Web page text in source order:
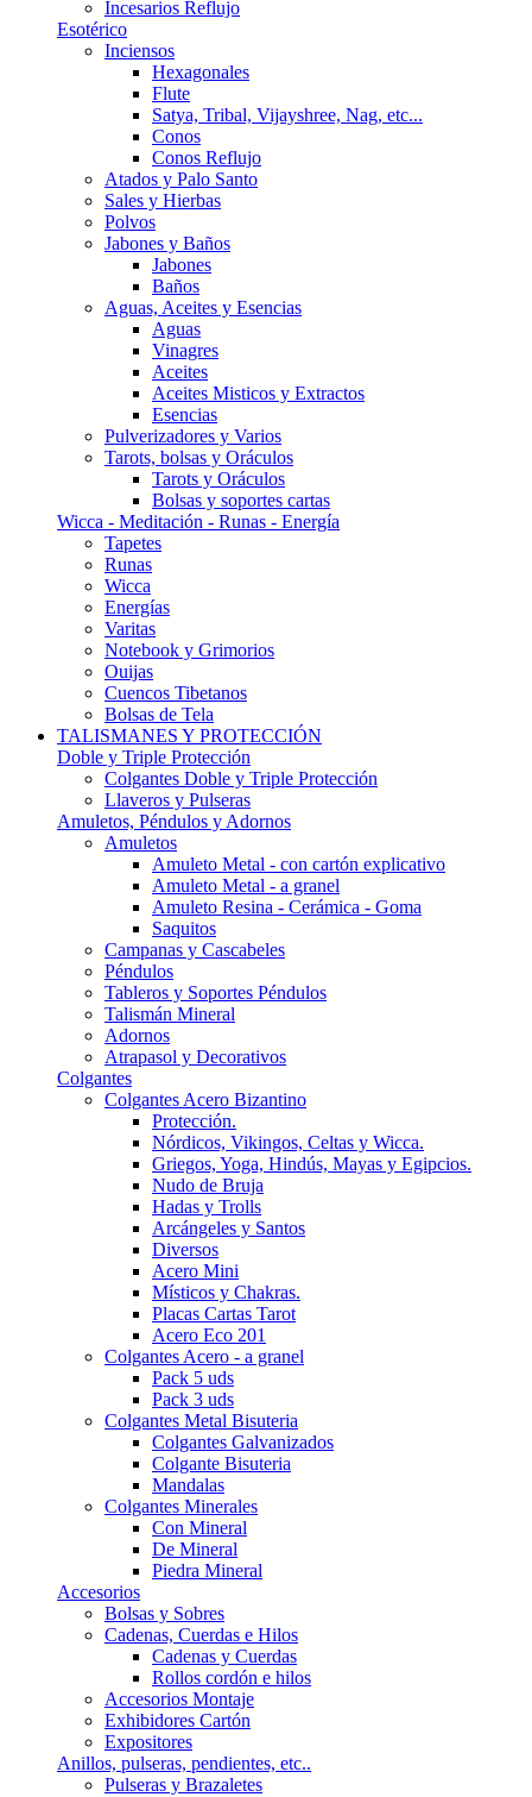
Incesarios Reflujo
Esotérico
Inciensos
Hexagonales
Flute
Satya, Tribal, Vijayshree, Nag, etc...
Conos
Conos Reflujo
Atados y Palo Santo
Sales y Hierbas
Polvos
Jabones y Baños
Jabones
Baños
Aguas, Aceites y Esencias
Aguas
Vinagres
Aceites
Aceites Misticos y Extractos
Esencias
Pulverizadores y Varios
Tarots, bolsas y Oráculos
Tarots y Oráculos
Bolsas y soportes cartas
Wicca - Meditación - Runas - Energía
Tapetes
Runas
Wicca
Energías
Varitas
Notebook y Grimorios
Ouijas
Cuencos Tibetanos
Bolsas de Tela
TALISMANES Y PROTECCIÓN
Doble y Triple Protección
Colgantes Doble y Triple Protección
Llaveros y Pulseras
Amuletos, Péndulos y Adornos
Amuletos
Amuleto Metal - con cartón explicativo
Amuleto Metal - a granel
Amuleto Resina - Cerámica - Goma
Saquitos
Campanas y Cascabeles
Péndulos
Tableros y Soportes Péndulos
Talismán Mineral
Adornos
Atrapasol y Decorativos
Colgantes
Colgantes Acero Bizantino
Protección.
Nórdicos, Vikingos, Celtas y Wicca.
Griegos, Yoga, Hindús, Mayas y Egipcios.
Nudo de Bruja
Hadas y Trolls
Arcángeles y Santos
Diversos
Acero Mini
Místicos y Chakras.
Placas Cartas Tarot
Acero Eco 201
Colgantes Acero - a granel
Pack 5 uds
Pack 3 uds
Colgantes Metal Bisuteria
Colgantes Galvanizados
Colgante Bisuteria
Mandalas
Colgantes Minerales
Con Mineral
De Mineral
Piedra Mineral
Accesorios
Bolsas y Sobres
Cadenas, Cuerdas e Hilos
Cadenas y Cuerdas
Rollos cordón e hilos
Accesorios Montaje
Exhibidores Cartón
Expositores
Anillos, pulseras, pendientes, etc..
Pulseras y Brazaletes